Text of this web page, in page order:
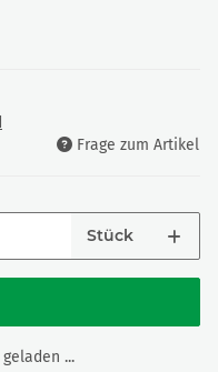
Frage zum Artikel
Stück
...